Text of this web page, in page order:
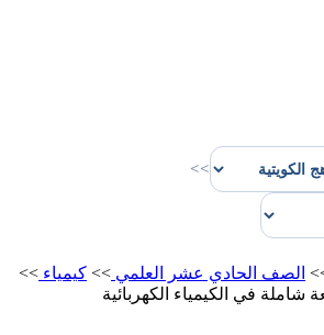
>>
الصف الحادي عشر العلمي >> كيمياء >>
شاملة في الكيمياء الكهربائية